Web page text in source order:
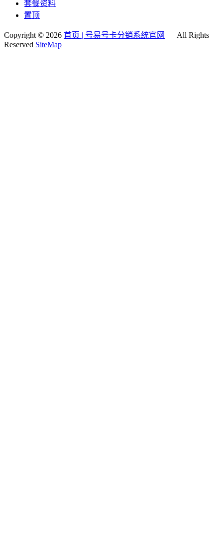
套餐资料
置顶
Copyright © 2026 首页 | 号易号卡分销系统官网
All Rights
Reserved SiteMap